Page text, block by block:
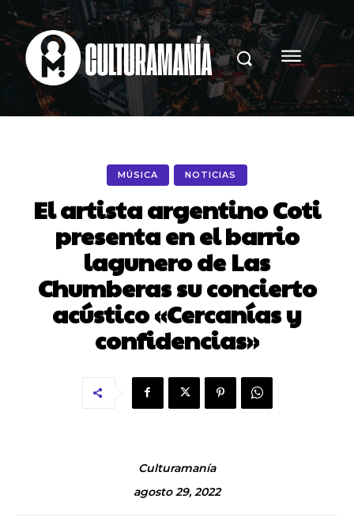
MÚSICA NOTICIAS
El artista argentino Coti
presenta en el barrio
lagunero de Las
Chumberas su concierto
acústico «Cercanías y
confidencias»
Culturamanía
agosto 29, 2022